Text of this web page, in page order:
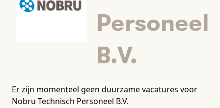
Personeel
B.V.
Er zijn momenteel geen duurzame vacatures voor
Nobru Technisch Personeel B.V.